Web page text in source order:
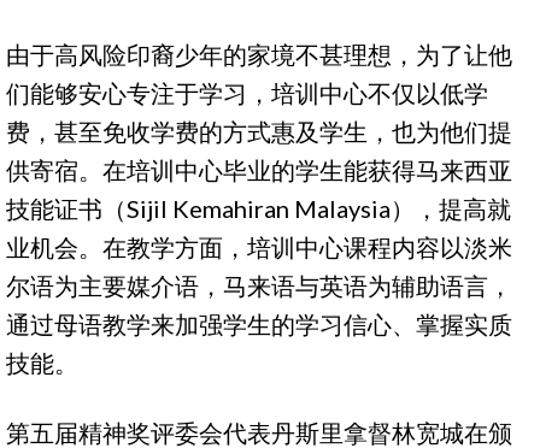
由于高风险印裔少年的家境不甚理想，为了让他
们能够安心专注于学习，培训中心不仅以低学
费，甚至免收学费的方式惠及学生，也为他们提
供寄宿。在培训中心毕业的学生能获得马来西亚
技能证书（Sijil Kemahiran Malaysia），提高就
业机会。在教学方面，培训中心课程内容以淡米
尔语为主要媒介语，马来语与英语为辅助语言，
通过母语教学来加强学生的学习信心、掌握实质
技能。
第五届精神奖评委会代表丹斯里拿督林宽城在颁